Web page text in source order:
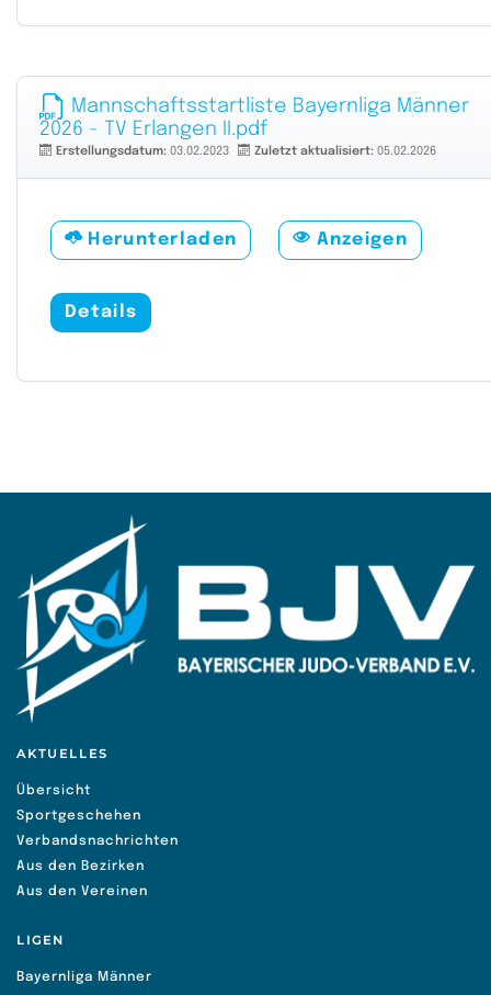
Mannschaftsstartliste Bayernliga Männer
2026 - TV Erlangen II.pdf
Erstellungsdatum: 03.02.2023 Zuletzt aktualisiert: 05.02.2026
Herunterladen Anzeigen
Details
AKTUELLES
Übersicht
Sportgeschehen
Verbandsnachrichten
Aus den Bezirken
Aus den Vereinen
LIGEN
Bayernliga Männer